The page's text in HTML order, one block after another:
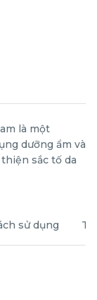
là một
dưỡng ẩm và
sắc tố da
sử dụng